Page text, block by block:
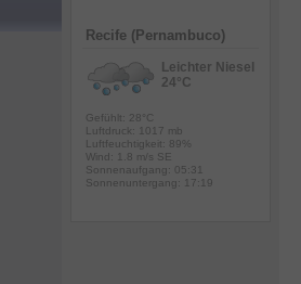
Recife (Pernambuco)
Leichter Niesel
24°C
Gefühlt: 28°C
Luftdruck: 1017 mb
Luftfeuchtigkeit: 89%
Wind: 1.8 m/s SE
Sonnenaufgang: 05:31
Sonnenuntergang: 17:19